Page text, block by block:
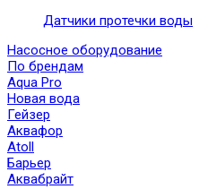
Датчики протечки воды
Насосное оборудование
По брендам
Aqua Pro
Новая вода
Гейзер
Аквафор
Atoll
Барьер
Аквабрайт